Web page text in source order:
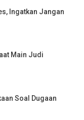
Ingatkan Jangan
Main Judi
Soal Dugaan